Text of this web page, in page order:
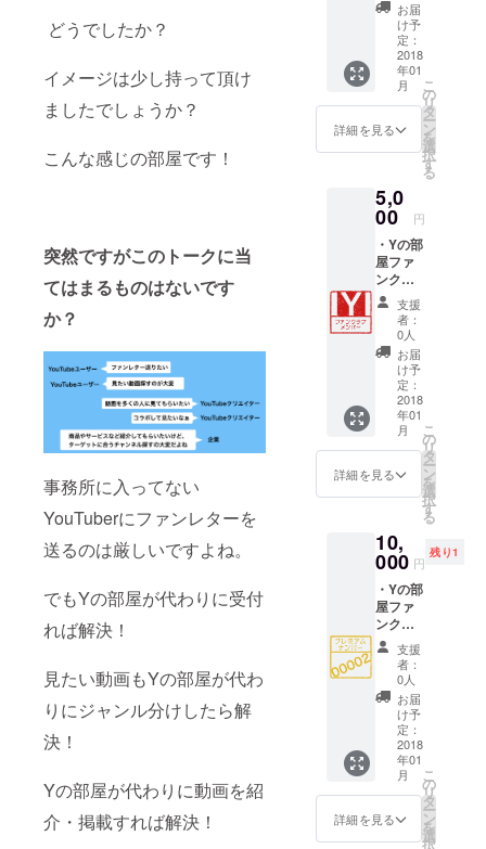
どうでしたか？
イメージは少し持って頂け
ましたでしょうか？
こんな感じの部屋です！
突然ですがこのトークに当
てはまるものはないです
か？
事務所に入ってない
YouTuberにファンレターを
送るのは厳しいですよね。
でもYの部屋が代わりに受付
れば解決！
見たい動画もYの部屋が代わ
りにジャンル分けしたら解
決！
Yの部屋が代わりに動画を紹
介・掲載すれば解決！
ます。
Facebo
okコミ
ティー
に招待
・
eチャン
ご紹介
・Yの部
屋会員
カード
付与(仮
想カー
ド) ・Y
の部屋
にお名
前を記
ます。
お届
け予
定：
2018
年01
月
詳細を見る
こ
の
リ
タ
ー
ン
を
選
択
す
る
5,0
00 円
・Yの部
屋ファ
ンクラ
ブ会員
番号
00011
番以降
・Yの部
屋ファ
ンクラ
ブ会員
１年間
有効 ・
Yの部屋
会員
カード
想カー
ド) ・Y
の部屋
にお名
前また
はチャ
ンネル
名が記
載され
ます。
Facebo
okコミ
ティー
に招待
・
支援
者：
0人
お届
け予
定：
2018
年01
月
詳細を見る
こ
の
リ
タ
ー
ン
を
選
択
す
る
10,
000 円
残り1
・Yの部
屋ファ
ンクラ
ブ会員
番号
00002
番 ・Y
の部屋
ファン
クラブ
会員１
年間有
効 ・Y
の部屋
会員
支援
者：
0人
お届
け予
定：
2018
年01
月
詳細を見る
こ
の
リ
タ
ー
ン
を
選
択